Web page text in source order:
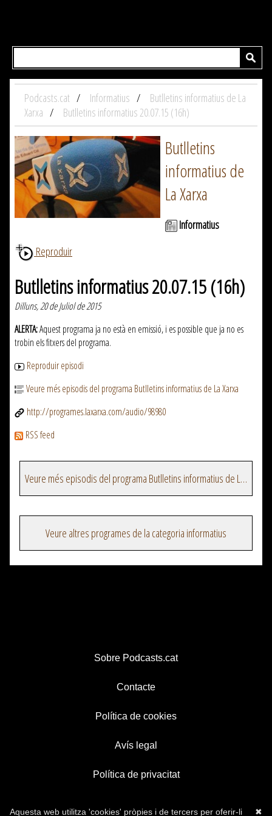
Podcasts.cat Informatius
Butlletins informatius de La
Xarxa
Butlletins informatius 20.07.15 (16h)
Butlletins
informatius de
La Xarxa
Informatius
Reproduir
Butlletins informatius 20.07.15 (16h)
Dilluns, 20 de Juliol de 2015
ALERTA:Aquest programa ja no està en emissió, i es possible que ja no es
trobin els fitxers del programa.
Reproduir episodi
Veure més episodis del programa Butlletins informatius de La Xarxa
http://programes.laxarxa.com/audio/98980
RSS feed
Veure més episodis del programa Butlletins informatius de La Xarxa
Veure altres programes de la categoria informatius
Sobre Podcasts.cat
Contacte
Política de cookies
Avís legal
Política de privacitat
✖
Aquesta web utilitza 'cookies' pròpies i de tercers per oferir-li